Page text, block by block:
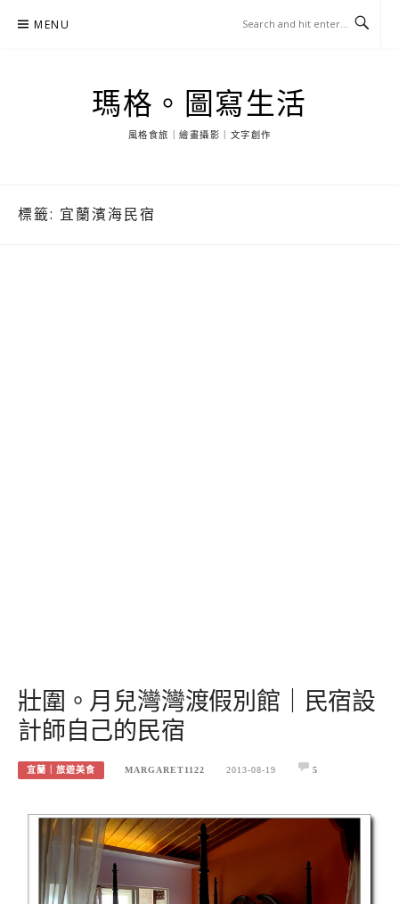
MENU
瑪格。圖寫生活
風格食旅｜繪畫攝影｜文字創作
標籤: 宜蘭濱海民宿
壯圍。月兒灣灣渡假別館｜民宿設
計師自己的民宿
宜蘭｜旅遊美食 MARGARET1122 2013-08-19 5